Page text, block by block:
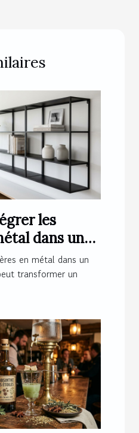
les
dans un
?
en métal dans un
transformer un